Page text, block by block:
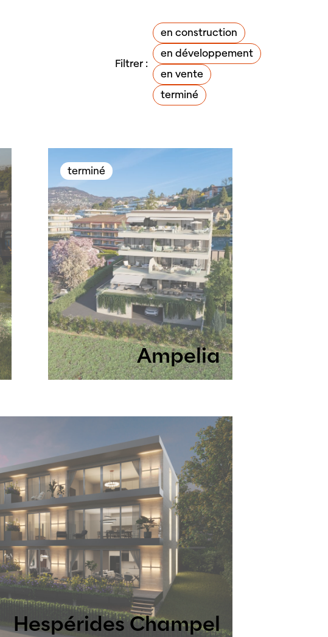
Filtrer :
en construction
en développement
en vente
terminé
terminé
Ampelia
Hespérides Champel